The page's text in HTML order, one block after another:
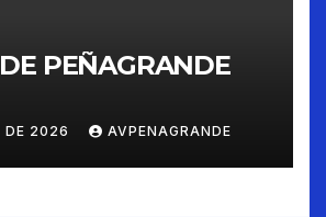
PEÑAGRANDE
DE 2026 AVPENAGRANDE